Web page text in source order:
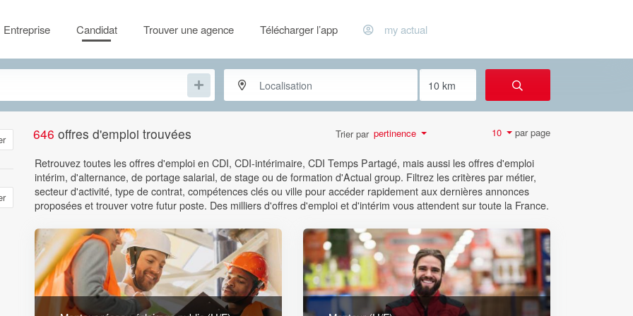
Entreprise Candidat Trouver une agence Télécharger l’app my actual
646 offres d'emploi trouvées Trier par pertinence 10 par page
Retrouvez toutes les offres d'emploi en CDI, CDI-intérimaire, CDI Temps Partagé, mais aussi les offres d'emploi
intérim, d'alternance, de portage salarial, de stage ou de formation d'Actual group. Filtrez les critères par métier,
secteur d'activité, type de contrat, compétences clés ou ville pour accéder rapidement aux dernières annonces
proposées et trouver votre futur poste. Des milliers d'offres d'emploi et d'intérim vous attendent sur toute la France.